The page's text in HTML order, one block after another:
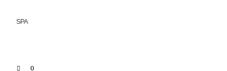
SPA
0